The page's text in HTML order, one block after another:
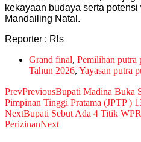
kekayaan budaya serta
Mandailing Natal.
Reporter : Rls
Grand final, Pemilihan putra
Tahun 2026, Yayasan putra
PrevPreviousBupati Madina Buka
Pimpinan Tinggi Pratama (JPTP )
NextBupati Sebut Ada 4 Titik
PerizinanNext